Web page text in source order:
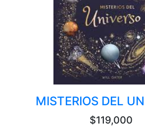
MISTERIOS DEL
$119,000